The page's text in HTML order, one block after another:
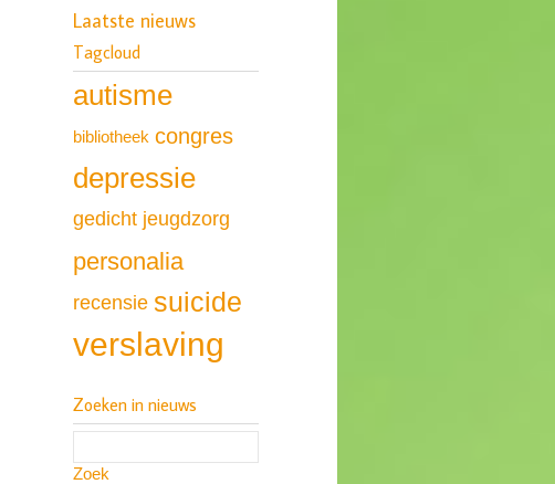
Laatste nieuws
Tagcloud
autisme
bibliotheek congres
depressie
gedicht jeugdzorg
personalia
recensie suicide
verslaving
Zoeken in nieuws
Zoek